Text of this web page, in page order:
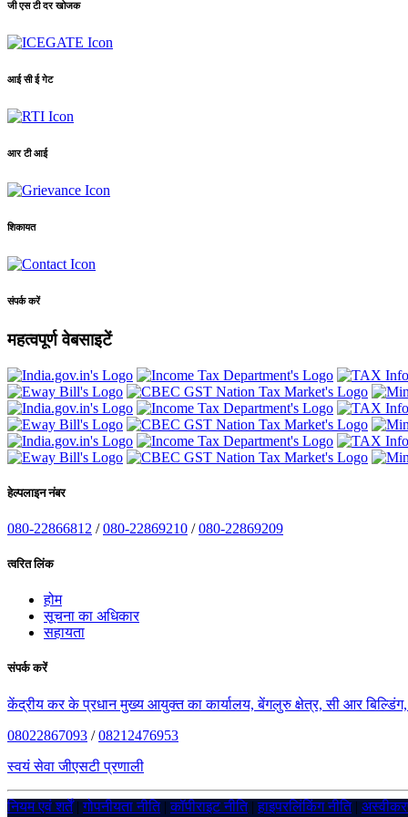
जी एस टी दर खोजक
आई सी ई गेट
आर टी आई
शिकायत
संपर्क करें
महत्वपूर्ण वेबसाइटें
हेल्पलाइन नंबर
080-22866812 /080-22869210 /080-22869209
त्वरित लिंक
होम
सूचना का अधिकार
सहायता
संपर्क करें
केंद्रीय कर के प्रधान मुख्य आयुक्त का कार्यालय, बेंगलुरु क्षेत्र, सी आर
08022867093 /08212476953
स्वयं सेवा जीएसटी प्रणाली
नियम एवं शर्तें|गोपनीयता नीति|कॉपीराइट नीति|हाइपरलिंकिंग नीति|